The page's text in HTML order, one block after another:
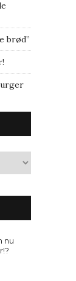
brød”
nu